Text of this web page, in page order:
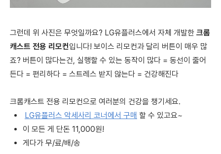
그런데 위 사진은 무엇일까요? LG유플러스에서 자체 개발한 크롬
캐스트 전용 리모컨입니다! 보이스 리모컨과 달리 버튼이 매우 많
죠? 버튼이 많다는건, 실행할 수 있는 동작이 많다 = 동선이 줄어
든다 = 편리하다 = 스트레스 받지 않는다 = 건강해진다
크롬캐스트 전용 리모컨으로 여러분의 건강을 챙기세요.
LG유플러스 악세사리 코너에서 구매 할 수 있고요~
이 모든 게 단돈 11,000원!
게다가 무/료/배/송